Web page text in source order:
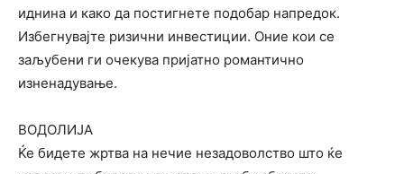
иднина и како да постигнете подобар напредок.
Избегнувајте ризични инвестиции. Оние кои се
заљубени ги очекува пријатно романтично
изненадување.
ВОДОЛИЈА
Ќе бидете жртва на нечие незадоволство што ќе